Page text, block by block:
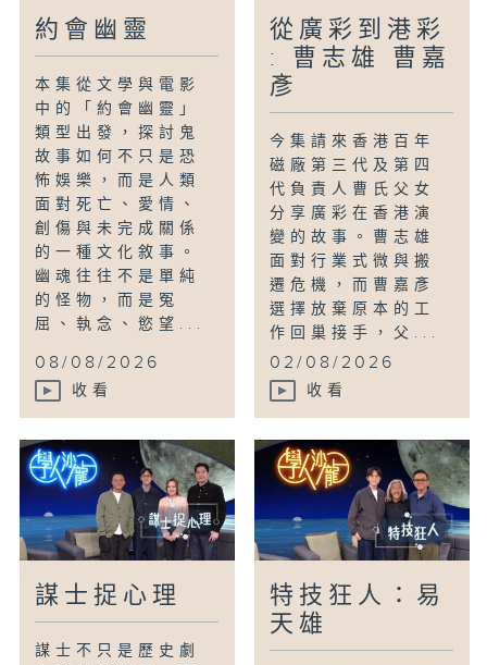
約會幽靈
本集從文學與電影
中的「約會幽靈」
類型出發，探討鬼
故事如何不只是恐
怖娛樂，而是人類
面對死亡、愛情、
創傷與未完成關係
的一種文化敘事。
幽魂往往不是單純
的怪物，而是冤
屈、執念、慾望...
08/08/2026
收看
從廣彩到港彩
: 曹志雄 曹嘉
彥
今集請來香港百年
磁廠第三代及第四
代負責人曹氏父女
分享廣彩在香港演
變的故事。曹志雄
面對行業式微與搬
遷危機，而曹嘉彥
選擇放棄原本的工
作回巢接手，父...
02/08/2026
收看
謀士捉心理
謀士不只是歷史劇
特技狂人：易
天雄